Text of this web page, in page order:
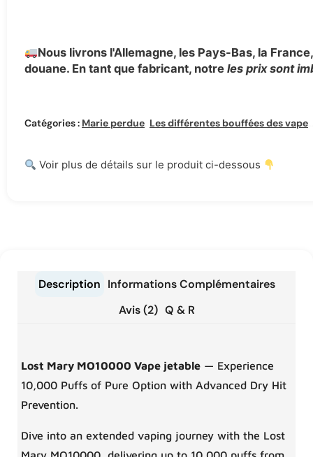
Nous livrons l'Allemagne, les Pays-Bas, la
douane. En tant que fabricant, notre les prix sont
Catégories : Marie perdue Les différentes bouffées des vapes jetables
Voir plus de détails sur le produit ci-dessous
Description Informations Complémentaires
Avis (2) Q & R
Lost Mary MO10000 Vape jetable — Experience
10,000 Puffs of Pure Option with Advanced Dry Hit
Prevention.
Dive into an extended vaping journey with the Lost